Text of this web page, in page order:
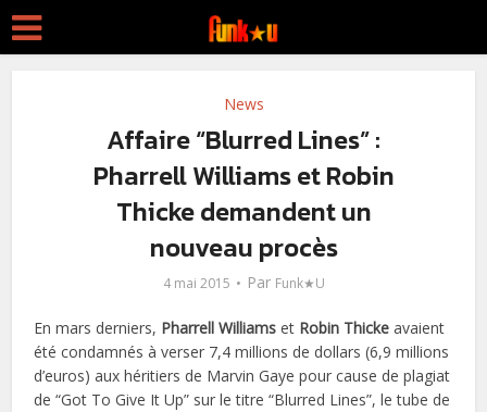
News
Affaire “Blurred Lines” :
Pharrell Williams et Robin
Thicke demandent un
nouveau procès
4 mai 2015 Par Funk★U
En mars derniers, Pharrell Williams et Robin Thicke avaient
été condamnés à verser 7,4 millions de dollars (6,9 millions
d’euros) aux héritiers de Marvin Gaye pour cause de plagiat
de “Got To Give It Up” sur le titre “Blurred Lines”, le tube de